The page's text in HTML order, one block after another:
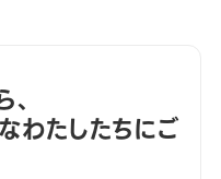
わたしたちにご